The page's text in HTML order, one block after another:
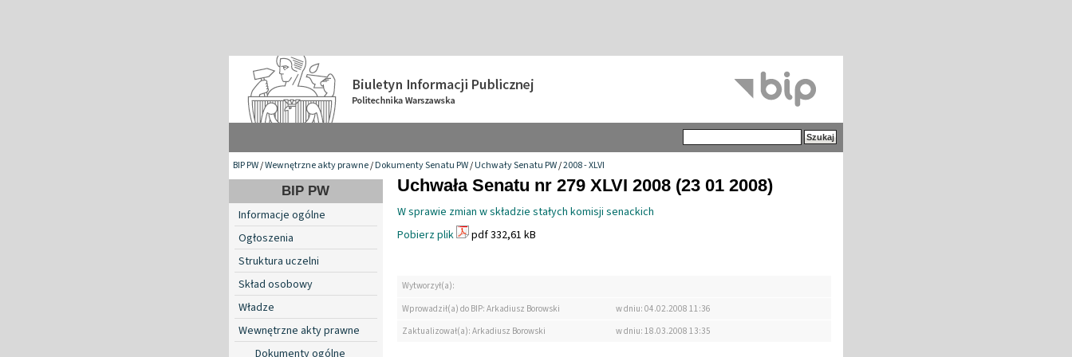
BIP PW/Wewnętrzne akty prawne/Dokumenty Senatu PW/Uchwały Senatu PW/2008 - XLVI
BIP PW
Informacje ogólne
Ogłoszenia
Struktura uczelni
Skład osobowy
Władze
Wewnętrzne akty prawne
Dokumenty ogólne
Uchwała Senatu nr 279 XLVI 2008 (23 01 2008)
W sprawie zmian w składzie stałych komisji senackich
Pobierz plik
pdf 332,61 kB
Wytworzył(a):
Wprowadził(a) do BIP: Arkadiusz Borowski
w dniu: 04.02.2008 11:36
Zaktualizował(a): Arkadiusz Borowski
w dniu: 18.03.2008 13:35